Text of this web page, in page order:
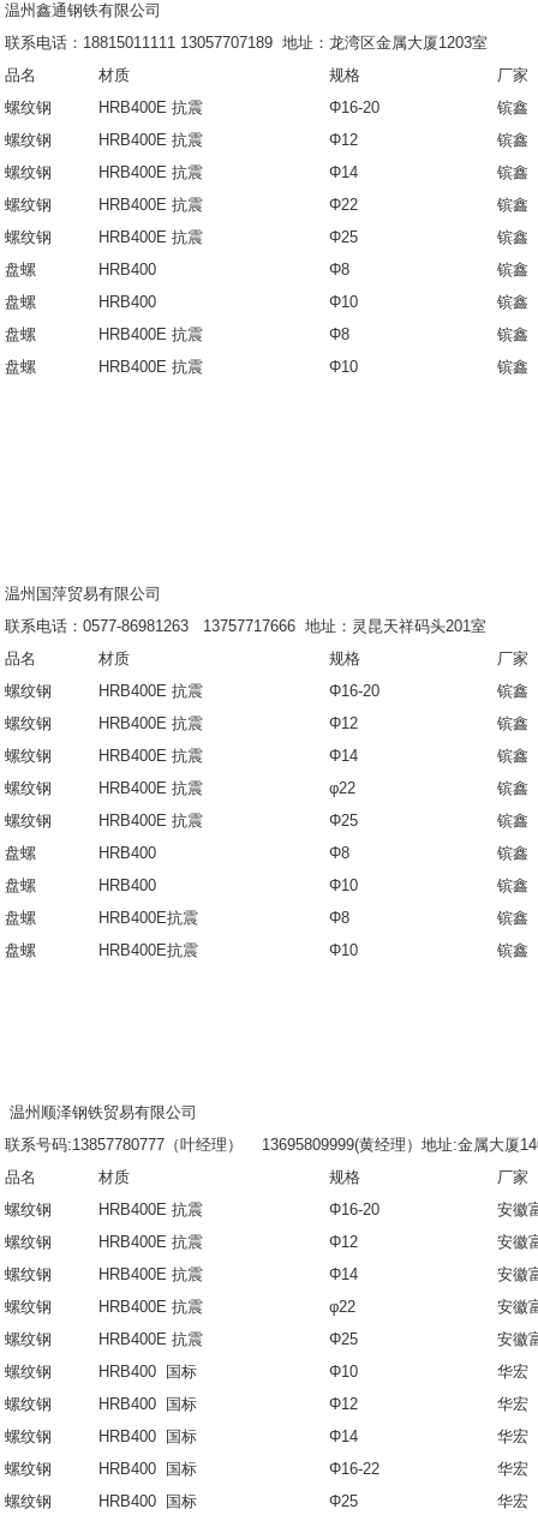
温州鑫通钢铁有限公司
联系电话：18815011111 13057707189 地址：龙湾区金属大厦1203室
品名
材质 规格
厂家
螺纹钢
HRB400E 抗震 Φ16-20
镔鑫
螺纹钢
HRB400E 抗震 Φ12
镔鑫
螺纹钢
HRB400E 抗震 Φ14
镔鑫
螺纹钢
HRB400E 抗震 Φ22
镔鑫
螺纹钢
HRB400E抗震 Φ25
镔鑫
盘螺
HRB400 Φ8
镔鑫
盘螺
HRB400 Φ10
镔鑫
盘螺
HRB400E抗震 Φ8
镔鑫
盘螺
HRB400E抗震 Φ10 镔鑫
温州国萍贸易有限公司
联系电话：0577-86981263 13757717666 地址：灵昆天祥码头201室
品名
材质 规格
厂家
螺纹钢
HRB400E 抗震 Φ16-20
镔鑫
螺纹钢
HRB400E 抗震 Φ12
镔鑫
螺纹钢
HRB400E 抗震 Φ14
镔鑫
螺纹钢
HRB400E 抗震 φ22
镔鑫
螺纹钢
HRB400E 抗震 Φ25
镔鑫
盘螺
HRB400 Φ8
镔鑫
盘螺
HRB400 Φ10
镔鑫
盘螺
HRB400E抗震 Φ8
镔鑫
盘螺
HRB400E抗震 Φ10 镔鑫
温州顺泽钢铁贸易有限公司
联系号码:13857780777（叶经理） 13695809999(黄经理）地址:金属大厦
品名
材质 规格
厂家
螺纹钢
HRB400E 抗震 Φ16-20
安徽
螺纹钢
HRB400E 抗震 Φ12
安徽
螺纹钢
HRB400E 抗震 Φ14
安徽
螺纹钢
HRB400E 抗震 φ22
安徽
螺纹钢
HRB400E 抗震 Φ25
安徽
螺纹钢
HRB400 国标 Φ10
华宏
螺纹钢
HRB400 国标 Φ12
华宏
螺纹钢
HRB400 国标 Φ14
华宏
螺纹钢
HRB400 国标 Φ16-22
华宏
螺纹钢
HRB400 国标 Φ25 华宏